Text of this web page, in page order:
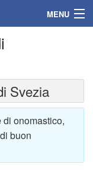
MENU
Svezia
onomastico,
buon